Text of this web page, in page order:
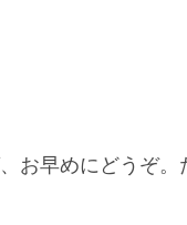
お早めにどうぞ。